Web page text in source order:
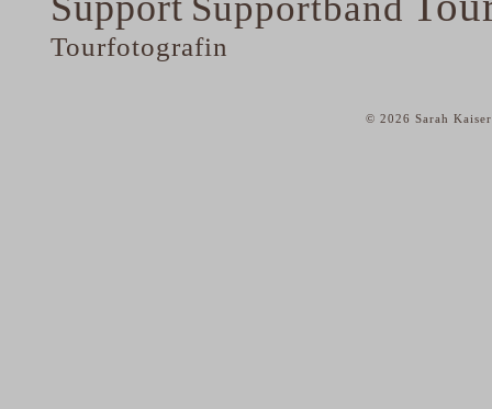
Tourfotografin
© 2026 Sarah